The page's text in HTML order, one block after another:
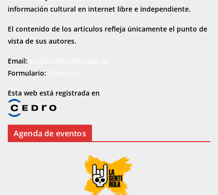
información cultural en internet libre e independiente.
El contenido de los artículos refleja únicamente el punto de
vista de sus autores.
Email:
Formulario:
Esta web está registrada en
Agenda de eventos